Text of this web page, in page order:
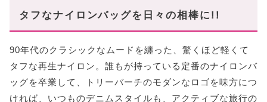
タフなナイロンバッグを日々の相棒に!!
90年代のクラシックなムードを纏った、驚くほど軽くて
タフな再生ナイロン。誰もが持っている定番のナイロンバ
ッグを卒業して、トリーバーチのモダンなロゴを味方につ
ければ、いつものデニムスタイルも、アクティブな旅行の